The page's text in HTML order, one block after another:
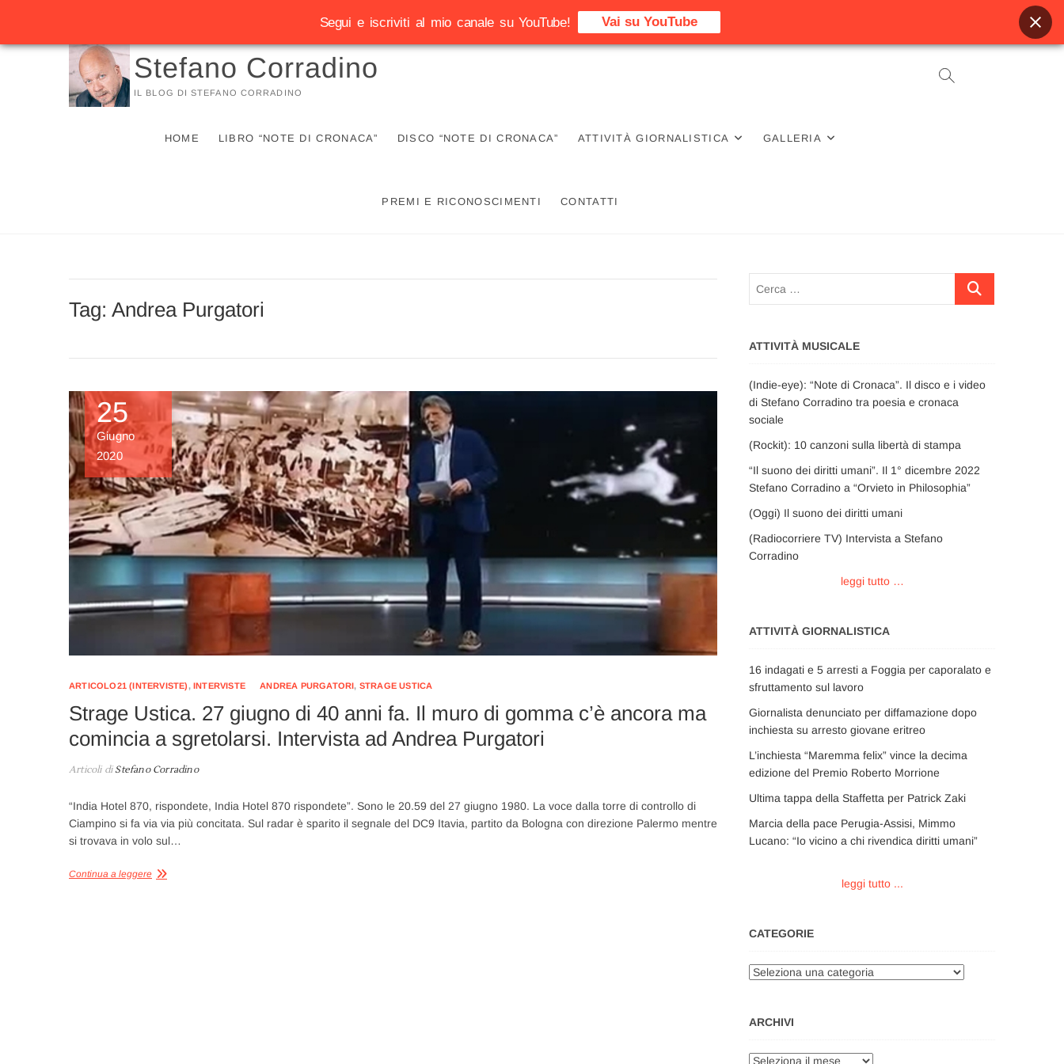
Vai
Stefano Corradino
IL BLOG DI STEFANO CORRADINO
HOME LIBRO “NOTE DI CRONACA” DISCO “NOTE DI CRONACA” ATTIVITÀ GIORNALISTICA GALLERIA
PREMI E RICONOSCIMENTI CONTATTI
Tag: Andrea Purgatori
25
Giugno
2020
ARTICOLO21 (INTERVISTE) ,INTERVISTE ANDREA PURGATORI, STRAGE USTICA
Strage Ustica. 27 giugno di 40 anni fa. Il muro di gomma c’è ancora ma
comincia a sgretolarsi. Intervista ad Andrea Purgatori
Articoli diStefano Corradino
“India Hotel 870, rispondete, India Hotel 870 rispondete”. Sono le 20.59 del 27 giugno 1980. La voce dalla torre di controllo di
Ciampino si fa via via più concitata. Sul radar è sparito il segnale del DC9 Itavia, partito da Bologna con direzione Palermo mentre
si trovava in volo sul…
Continua a leggere
Cerca
ATTIVITÀ MUSICALE
(Indie-eye): “Note di Cronaca”. Il disco e i video
di Stefano Corradino tra poesia e cronaca
sociale
(Rockit): 10 canzoni sulla libertà di stampa
“Il suono dei diritti umani”. Il 1° dicembre 2022
Stefano Corradino a “Orvieto in Philosophia”
(Oggi) Il suono dei diritti umani
(Radiocorriere TV) Intervista a Stefano
Corradino
leggi tutto …
ATTIVITÀ GIORNALISTICA
16 indagati e 5 arresti a Foggia per caporalato e
sfruttamento sul lavoro
Giornalista denunciato per diffamazione dopo
inchiesta su arresto giovane eritreo
L’inchiesta “Maremma felix” vince la decima
edizione del Premio Roberto Morrione
Ultima tappa della Staffetta per Patrick Zaki
Marcia della pace Perugia-Assisi, Mimmo
Lucano: “Io vicino a chi rivendica diritti umani”
leggi tutto ...
CATEGORIE
Categorie
ARCHIVI
Archivi
Segui e iscriviti al mio canale su YouTube! Vai su YouTube